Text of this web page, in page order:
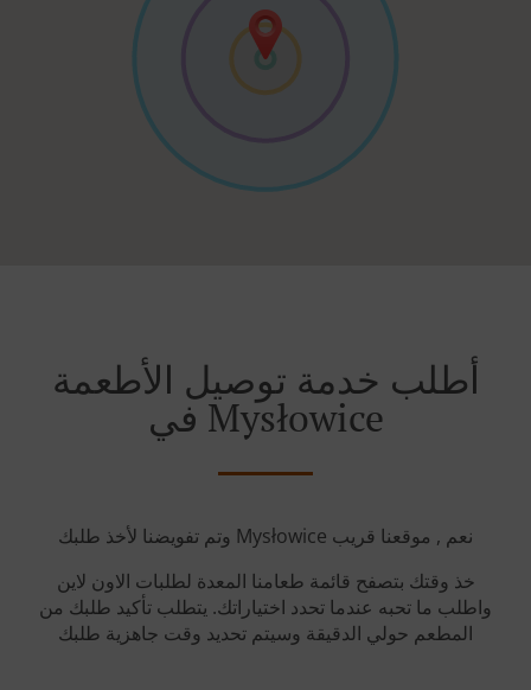
أطلب خدمة توصيل الأطعمة
في Mysłowice
وتم تفويضنا لأخذ طلبك Mysłowice نعم , موقعنا قريب
خذ وقتك بتصفح قائمة طعامنا المعدة لطلبات الاون لاين
واطلب ما تحبه عندما تحدد اختياراتك. يتطلب تأكيد طلبك من
المطعم حولي الدقيقة وسيتم تحديد وقت جاهزية طلبك